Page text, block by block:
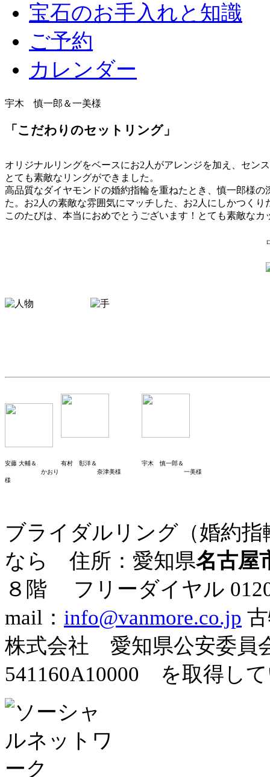
宝石のお手入れと知識
ご予約
カレンダー
宇木 慎一郎＆一美様
「こだわりのセットリング」
オリジナルリングをベースにお2人がアレンジを加え、セン
とても素敵なリングができました。
高品質なダイヤモンドの婚約指輪を重ねたとき、慎一郎様
た。お2人の素敵な雰囲気にマッチした、お2人にしかつく
このたびは、本当におめでとうございます！とても素敵なカ
安藤 大輔＆
かおり
様
有村 彰洋＆
奈津美様
宇木 慎一郎＆
一美様
ブライダルリング（婚約
なら 住所：愛知県名古屋
８階
フリーダイヤル
mail： info@vanmore.co.jp
株式会社 愛知県公安委
541160A10000 を取得し